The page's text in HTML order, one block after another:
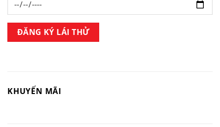
KHUYẾN MÃI